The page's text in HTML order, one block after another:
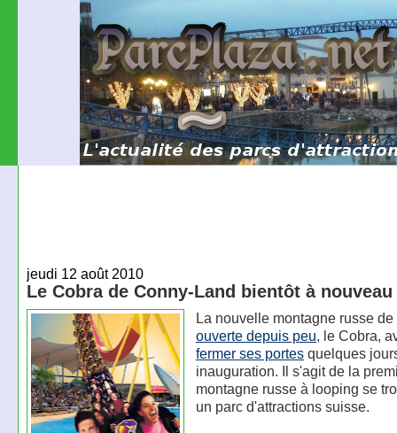
jeudi 12 août 2010
Le Cobra de Conny-Land bientôt à
La nouvelle montagne russe de
ouverte depuis peu, le Cobra,
fermer ses portesquelques
inauguration. Il s'agit de la
montagne russe à looping se
un parc d'attractions suisse.